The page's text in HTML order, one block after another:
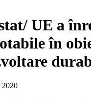
UE a
în
2020